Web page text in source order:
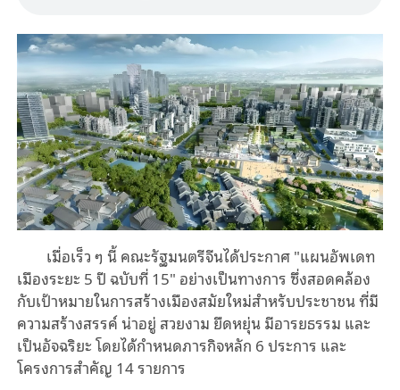
เมื่อเร็ว ๆ นี้ คณะรัฐมนตรีจีนได้ประกาศ "แผนอัพเดท
เมืองระยะ 5 ปี ฉบับที่ 15" อย่างเป็นทางการ ซึ่งสอดคล้อง
กับเป้าหมายในการสร้างเมืองสมัยใหม่สำหรับประชาชน ที่มี
ความสร้างสรรค์ น่าอยู่ สวยงาม ยืดหยุ่น มีอารยธรรม และ
เป็นอัจฉริยะ โดยได้กำหนดภารกิจหลัก 6 ประการ และ
โครงการสำคัญ 14 รายการ